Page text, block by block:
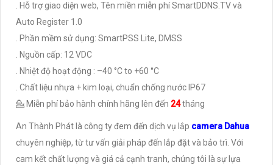
. Hỗ trợ giao diện web, Tên miền miễn phí SmartDDNS.TV và
Auto Register 1.0
. Phần mềm sử dụng: SmartPSS Lite, DMSS
. Nguồn cấp: 12 VDC
. Nhiệt độ hoạt động : –40 °C to +60 °C
. Chất liệu nhựa + kim loại, chuẩn chống nước IP67
💁 Miễn phí bảo hành chính hãng lên đến 24tháng
An Thành Phát là công ty đem đến dịch vụ lắp camera Dahua
chuyên nghiệp, từ tư vấn giải pháp đến lắp đặt và bảo trì. Với
cam kết chất lượng và giá cả cạnh tranh, chúng tôi là sự lựa